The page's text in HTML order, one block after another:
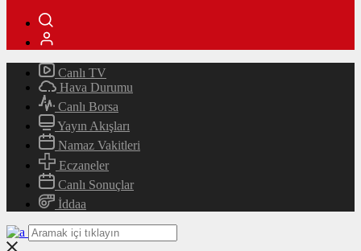
Canlı TV
Hava Durumu
Canlı Borsa
Yayın Akışları
Namaz Vakitleri
Eczaneler
Canlı Sonuçlar
İddaa